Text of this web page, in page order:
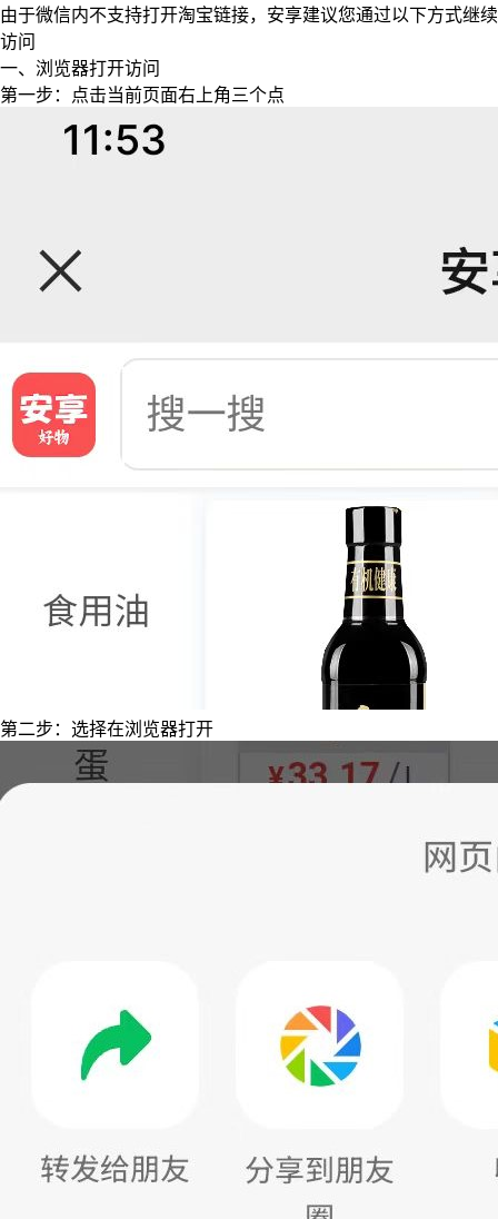
由于微信内不支持打开淘宝链接，安享建议您通过以下方式继续
访问
一、浏览器打开访问
第一步：点击当前页面右上角三个点
第二步：选择在浏览器打开